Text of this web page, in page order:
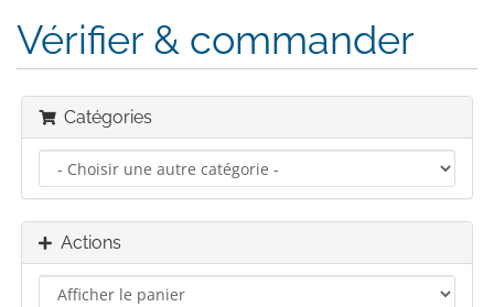
Vérifier & commander
Catégories
Actions